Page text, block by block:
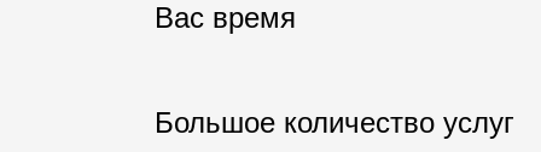
Вас время
Большое количество услуг